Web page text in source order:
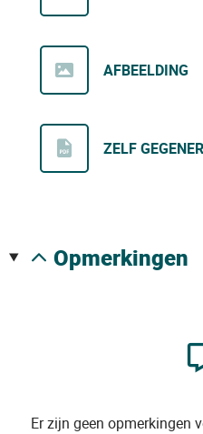
AFBEELDING
ZELF
opmerkingen
Er zijn geen opmerkingen